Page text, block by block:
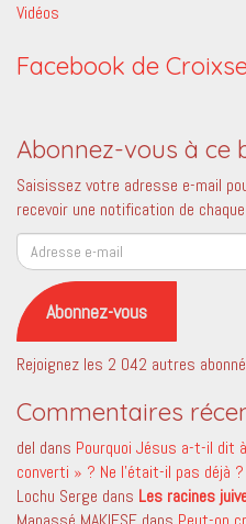
Vidéos
Facebook de
Abonnez-vous à ce
Saisissez votre adresse e-mail
recevoir une notification de
Adresse
e-
mail
Abonnez-vous
Rejoignez les 2 042 autres
Commentaires
del dans Pourquoi Jésus a-t-il dit
converti » ? Ne l’était-il pas déjà ?
Lochu Serge dans Les racines